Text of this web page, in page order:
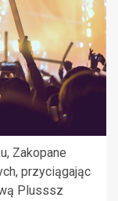
Zakopane
przyciągając
Plusssz